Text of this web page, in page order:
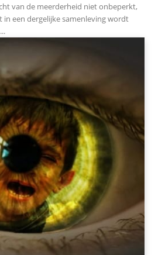
van de meerderheid niet onbeperkt,
in een dergelijke samenleving wordt